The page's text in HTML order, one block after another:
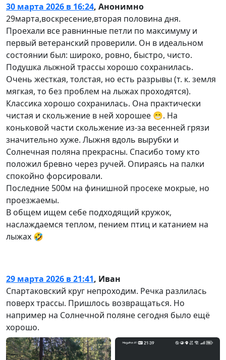
км.
FIS-овская пятёрка.5 км. Состоит из
стадиона и лесной части, которая готовится
ратраком при достаточной снежной
подушки.
Круг Утробинского марафона.12,5 км,
состоит из FIS-овской пятёрки, подъёмов
Росавтобанка, Спартаковского
(автокомбинатовского) круга. Готовится
снегоходами силами энтузиастов Клуба ГТО.
К марафону готовится ратраком при
наличии достаточной снежной подушки.
Круг марафона МГУ.С 2020 года – около 25
км, собирает весь возможный рисунок.
Готовится снегоходами силами энтузиастов
Клуба ГТО. К марафону готовится ратраком
при наличии достаточной снежной подушки.
В рамках полного круга, представленного на
картинке возможны любые вариации с любым
30 марта 2026 в 16:24, Анонимно
29марта,воскресение,вторая половина дня.
Проехали все равнинные петли по максимуму и
первый ветеранский проверили. Он в идеальном
состоянии был: широко, ровно, быстро, чисто.
Подушка лыжной трассы хорошо сохранилась.
Очень жесткая, толстая, но есть разрывы (т. к. земля
мягкая, то без проблем на лыжах проходятся).
Классика хорошо сохранилась. Она практически
чистая и скольжение в ней хорошее 😁. На
коньковой части скольжение из-за весенней грязи
значительно хуже. Лыжня вдоль вырубки и
Солнечная поляна прекрасны. Спасибо тому кто
положил бревно через ручей. Опираясь на палки
спокойно форсировали.
Последние 500м на финишной просеке мокрые, но
проезжаемы.
В общем ищем себе подходящий кружок,
наслаждаемся теплом, пением птиц и катанием на
лыжах 🤣
29 марта 2026 в 21:41, Иван
Спартаковский круг непроходим. Речка разлилась
поверх трассы. Пришлось возвращаться. Но
например на Солнечной поляне сегодня было ещё
хорошо.